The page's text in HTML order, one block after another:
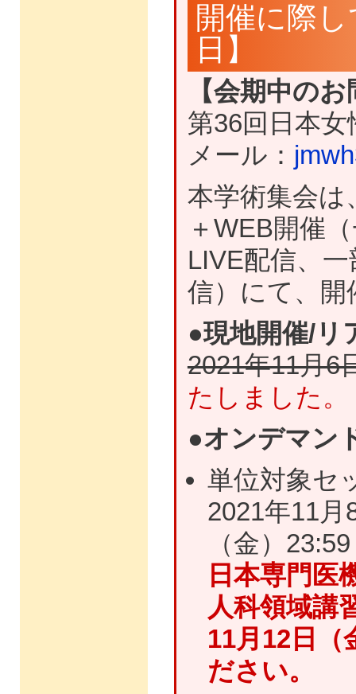
開催に際
日】
【会期中の
第36回日本
メール：
本学術集会は
＋WEB開催
LIVE配信、
信）にて、
●現地開催/リ
2021年11月6
たしました。
●オンデマン
単位対象セ
2021年11月
（金）23:59
日本専門医
人科領域講
11月12日（
ださい。